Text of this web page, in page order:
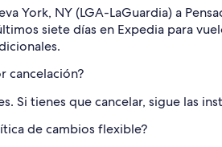
NY (LGA-LaGuardia) a
siete días en Expedia para
cancelación?
Si tienes que cancelar, sigue las
de cambios flexible?